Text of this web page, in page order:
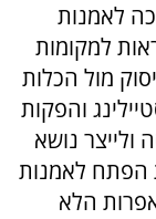
לאמנות
למקומות
מול הכלות
והפקות
נושא
הפתח לאמנות
הלא